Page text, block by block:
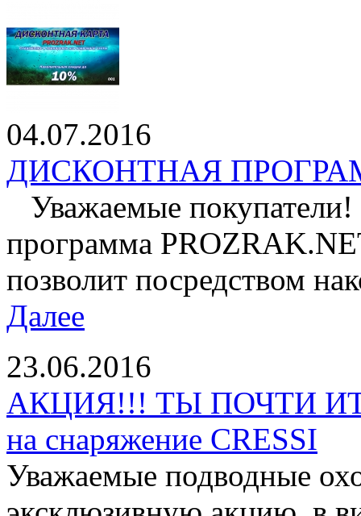
04.07.2016
ДИСКОНТНАЯ
Уважаемые покупатели!
программа
позволит посредством
Далее
23.06.2016
АКЦИЯ!!! ТЫ ПОЧТИ
на снаряжение CRESSI
Уважаемые подводные